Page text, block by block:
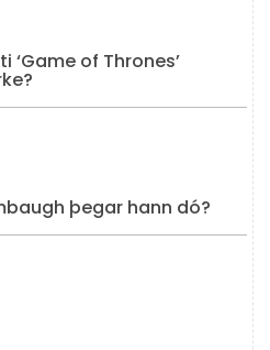
of Thrones’
þegar hann dó?